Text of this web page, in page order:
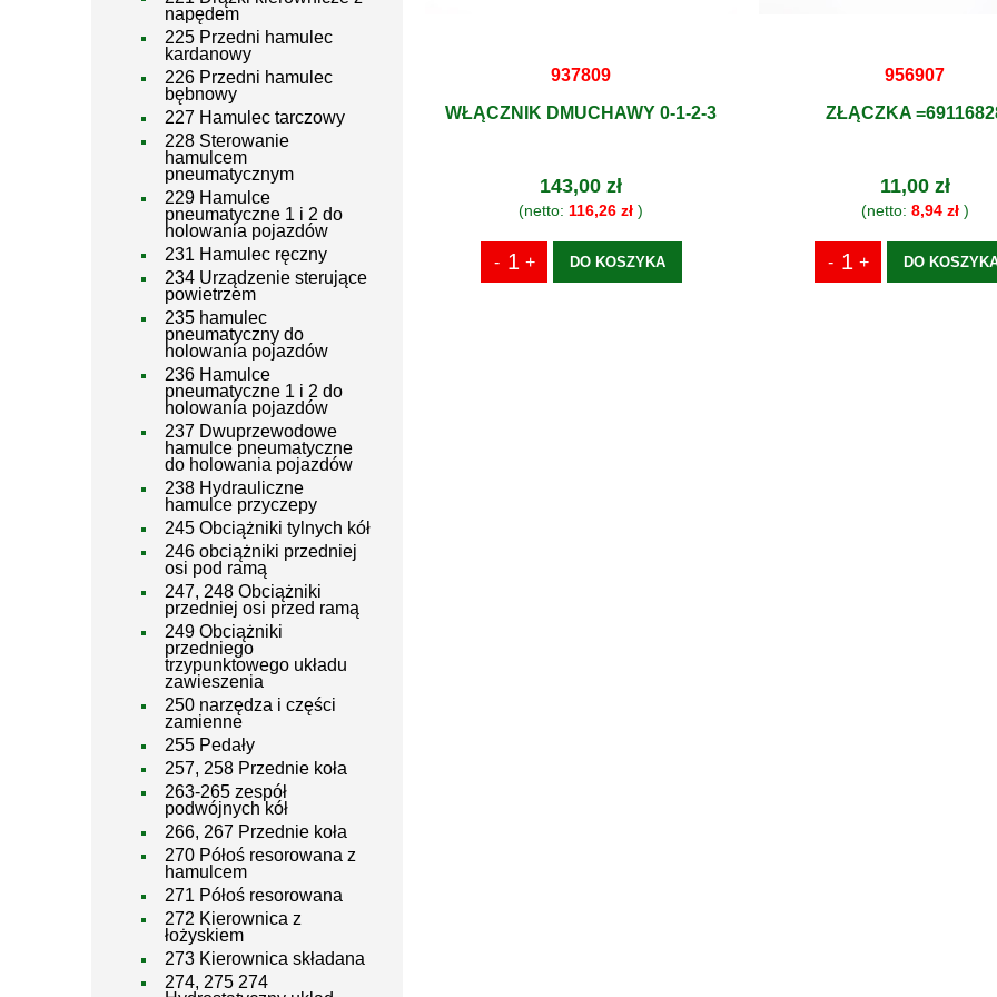
napędem
225 Przedni hamulec
kardanowy
226 Przedni hamulec
bębnowy
227 Hamulec tarczowy
228 Sterowanie
hamulcem
pneumatycznym
229 Hamulce
pneumatyczne 1 i 2 do
holowania pojazdów
231 Hamulec ręczny
234 Urządzenie sterujące
powietrzem
235 hamulec
pneumatyczny do
holowania pojazdów
236 Hamulce
pneumatyczne 1 i 2 do
holowania pojazdów
237 Dwuprzewodowe
hamulce pneumatyczne
do holowania pojazdów
238 Hydrauliczne
hamulce przyczepy
245 Obciążniki tylnych kół
246 obciążniki przedniej
osi pod ramą
247, 248 Obciążniki
przedniej osi przed ramą
249 Obciążniki
przedniego
trzypunktowego układu
zawieszenia
250 narzędza i części
zamienne
255 Pedały
257, 258 Przednie koła
263-265 zespół
podwójnych kół
266, 267 Przednie koła
270 Półoś resorowana z
hamulcem
271 Półoś resorowana
272 Kierownica z
łożyskiem
273 Kierownica składana
274, 275 274
937809
WŁĄCZNIK DMUCHAWY 0-1-2-3
143,00 zł
(netto: 116,26 zł )
DO KOSZYKA
956907
ZŁĄCZKA
11,00 zł
(netto: 8,94 zł)
DO